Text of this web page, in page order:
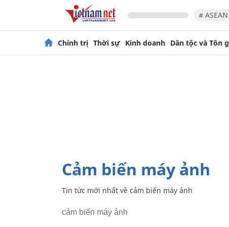
#
Chính trị Thời sự Kinh doanh Dân tộc và Tôn
cảm biến máy ảnh
Tin tức mới nhất về cảm biến máy ảnh
cảm biến máy ảnh